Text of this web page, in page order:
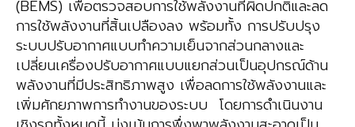
(BEMS) เพื่อตรวจสอบการใช้พลังงานที่ผิดปกติและลด
การใช้พลังงานที่สิ้นเปลืองลง พร้อมทั้ง การปรับปรุง
ระบบปรับอากาศแบบทำความเย็นจากส่วนกลางและ
เปลี่ยนเครื่องปรับอากาศแบบแยกส่วนเป็นอุปกรณ์ด้าน
พลังงานที่มีประสิทธิภาพสูง เพื่อลดการใช้พลังงานและ
เพิ่มศักยภาพการทำงานของระบบ โดยการดำเนินงาน